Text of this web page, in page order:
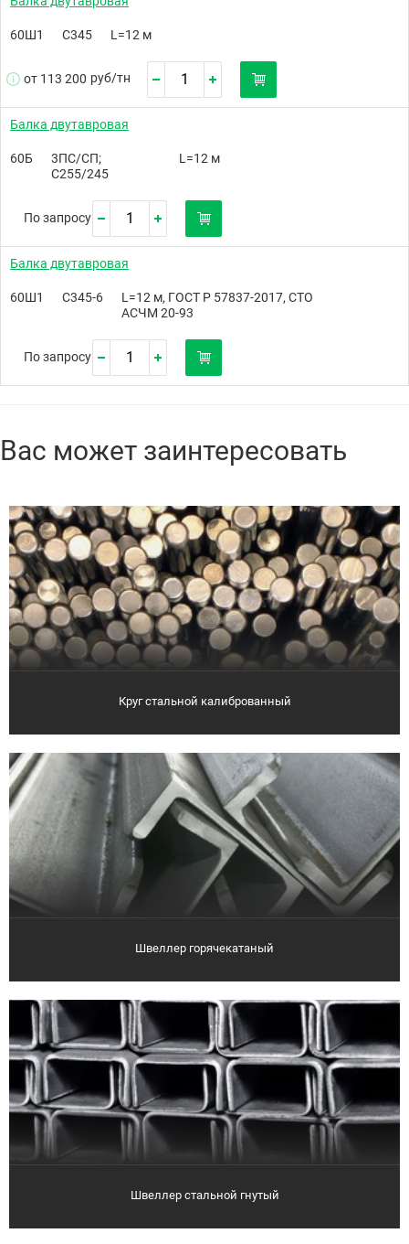
60Ш1 С345 L=12 м
от 113 200 руб/тн
Балка двутавровая
60Б
3ПС/СП;
С255/245
L=12 м
По запросу
Балка двутавровая
60Ш1 С345-6
L=12 м, ГОСТ Р 57837-2017, СТО
АСЧМ 20-93
По запросу
Вас может заинтересовать
Круг стальной калиброванный
Швеллер горячекатаный
Швеллер стальной гнутый